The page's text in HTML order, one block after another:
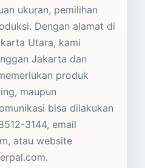
ukuran, pemilihan
Dengan alamat di
Utara, kami
Jakarta dan
produk
maupun
bisa dilakukan
3144, email
atau website